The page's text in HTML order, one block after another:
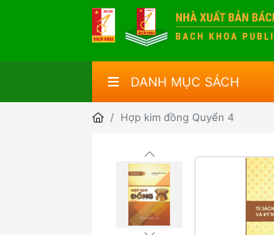
DANH MỤC SÁCH
Hợp kim đồng Quyển 4